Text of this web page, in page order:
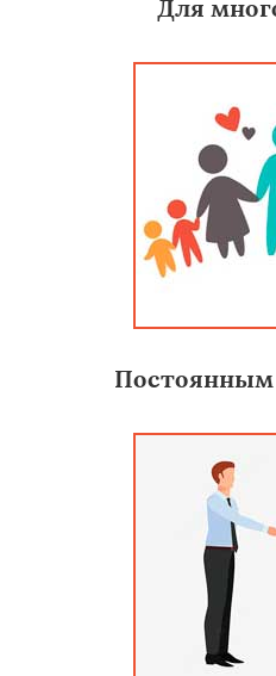
Для
Постоянным